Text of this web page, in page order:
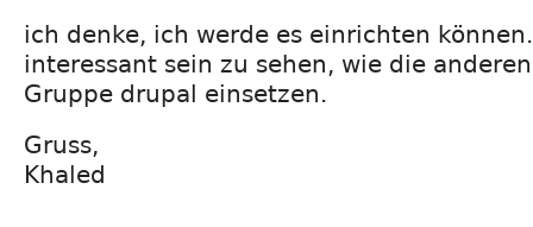
ich denke, ich werde es einrichten
interessant sein zu sehen, wie die
Gruppe drupal einsetzen.
Gruss,
Khaled